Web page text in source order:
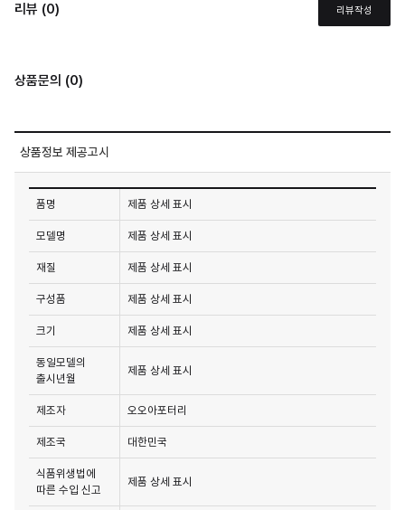
리뷰 (0) 리뷰작성
상품문의 (0)
상품정보 제공고시
품명 제품 상세 표시
모델명 제품 상세 표시
재질 제품 상세 표시
구성품 제품 상세 표시
크기 제품 상세 표시
동일모델의
출시년월
제품 상세 표시
제조자 오오아포터리
제조국 대한민국
식품위생법에
따른 수입 신고
제품 상세 표시